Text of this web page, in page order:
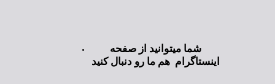
شما میتوانید از صفحه
اینستاگرام هم ما رو دنبال کنید